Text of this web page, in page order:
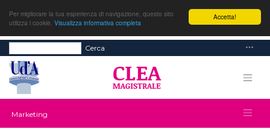
Accetta!
Per migliorare la tua esperienza di navigazione, questo sito
utilizza i cookie. Visualizza informativa completa
Cerca
Marketing